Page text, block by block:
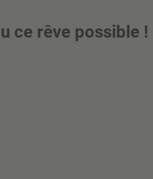
ce rêve possible !